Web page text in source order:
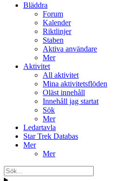
Bläddra
Forum
Kalender
Riktlinjer
Staben
Aktiva användare
Mer
Aktivitet
All aktivitet
Mina aktivitetsflöden
Oläst innehåll
Innehåll jag startat
Sök
Mer
Ledartavla
Star Trek Databas
Mer
Mer